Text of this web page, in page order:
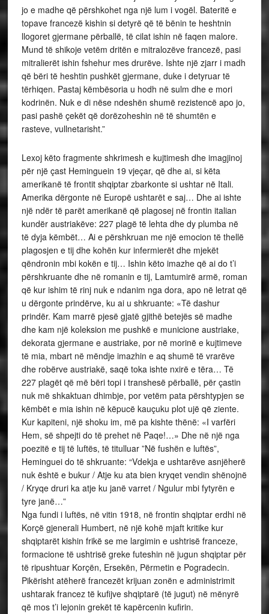
jo e madhe që përshkohet nga një lum i vogël. Bateritë e
topave francezë kishin si detyrë që të bënin te heshtnin
llogoret gjermane përballë, të cilat ishin në faqen malore.
Mund të shikoje vetëm dritën e mitralozëve francezë, pasi
mitralierët ishin fshehur mes drurëve. Ishte një zjarr i madh
që bëri të heshtin pushkët gjermane, duke i detyruar të
tërhiqen. Pastaj këmbësoria u hodh në sulm dhe e mori
kodrinën. Nuk e di nëse ndeshën shumë rezistencë apo jo,
pasi pashë çekët që dorëzoheshin në të shumtën e
rasteve, vullnetarisht.”
Lexoj këto fragmente shkrimesh e kujtimesh dhe imagjinoj
për një çast Heminguein 19 vjeçar, që dhe ai, si këta
amerikanë të frontit shqiptar zbarkonte si ushtar në Itali.
Amerika dërgonte në Europë ushtarët e saj… Dhe ai ishte
një ndër të parët amerikanë që plagosej në frontin italian
kundër austriakëve: 227 plagë të lehta dhe dy plumba në
të dyja këmbët… Ai e përshkruan me një emocion të thellë
plagosjen e tij dhe kohën kur infermierët dhe mjekët
qëndronin mbi kokën e tij… Ishin këto imazhe që ai do t’i
përshkruante dhe në romanin e tij, Lamtumirë armë, roman
që kur ishim të rinj nuk e ndanim nga dora, apo në letrat që
u dërgonte prindërve, ku ai u shkruante: «Të dashur
prindër. Kam marrë pjesë gjatë gjithë betejës së madhe
dhe kam një koleksion me pushkë e municione austriake,
dekorata gjermane e austriake, por në morinë e kujtimeve
të mia, mbart në mëndje imazhin e aq shumë të vrarëve
dhe robërve austriakë, saqë toka ishte nxirë e tëra… Të
227 plagët që më bëri topi i transhesë përballë, për çastin
nuk më shkaktuan dhimbje, por vetëm pata përshtypjen se
këmbët e mia ishin në këpucë kauçuku plot ujë që ziente.
Kur kapiteni, një shoku im, më pa kishte thënë: «I varfëri
Hem, së shpejti do të prehet në Paqe!…» Dhe në një nga
poezitë e tij të luftës, të titulluar ”Në fushën e luftës”,
Heminguei do të shkruante: “Vdekja e ushtarëve asnjëherë
nuk është e bukur / Atje ku ata bien kryqet vendin shënojnë
/ Kryqe druri ka atje ku janë varret / Ngulur mbi fytyrën e
tyre janë…”
Nga fundi i luftës, në vitin 1918, në frontin shqiptar erdhi në
Korçë gjenerali Humbert, në një kohë mjaft kritike kur
shqiptarët kishin frikë se me largimin e ushtrisë franceze,
formacione të ushtrisë greke futeshin në jugun shqiptar për
të ripushtuar Korçën, Ersekën, Përmetin e Pogradecin.
Pikërisht atëherë francezët krijuan zonën e administrimit
ushtarak francez të kufijve shqiptarë (të jugut) në mënyrë
që mos t’i lejonin grekët të kapërcenin kufirin.